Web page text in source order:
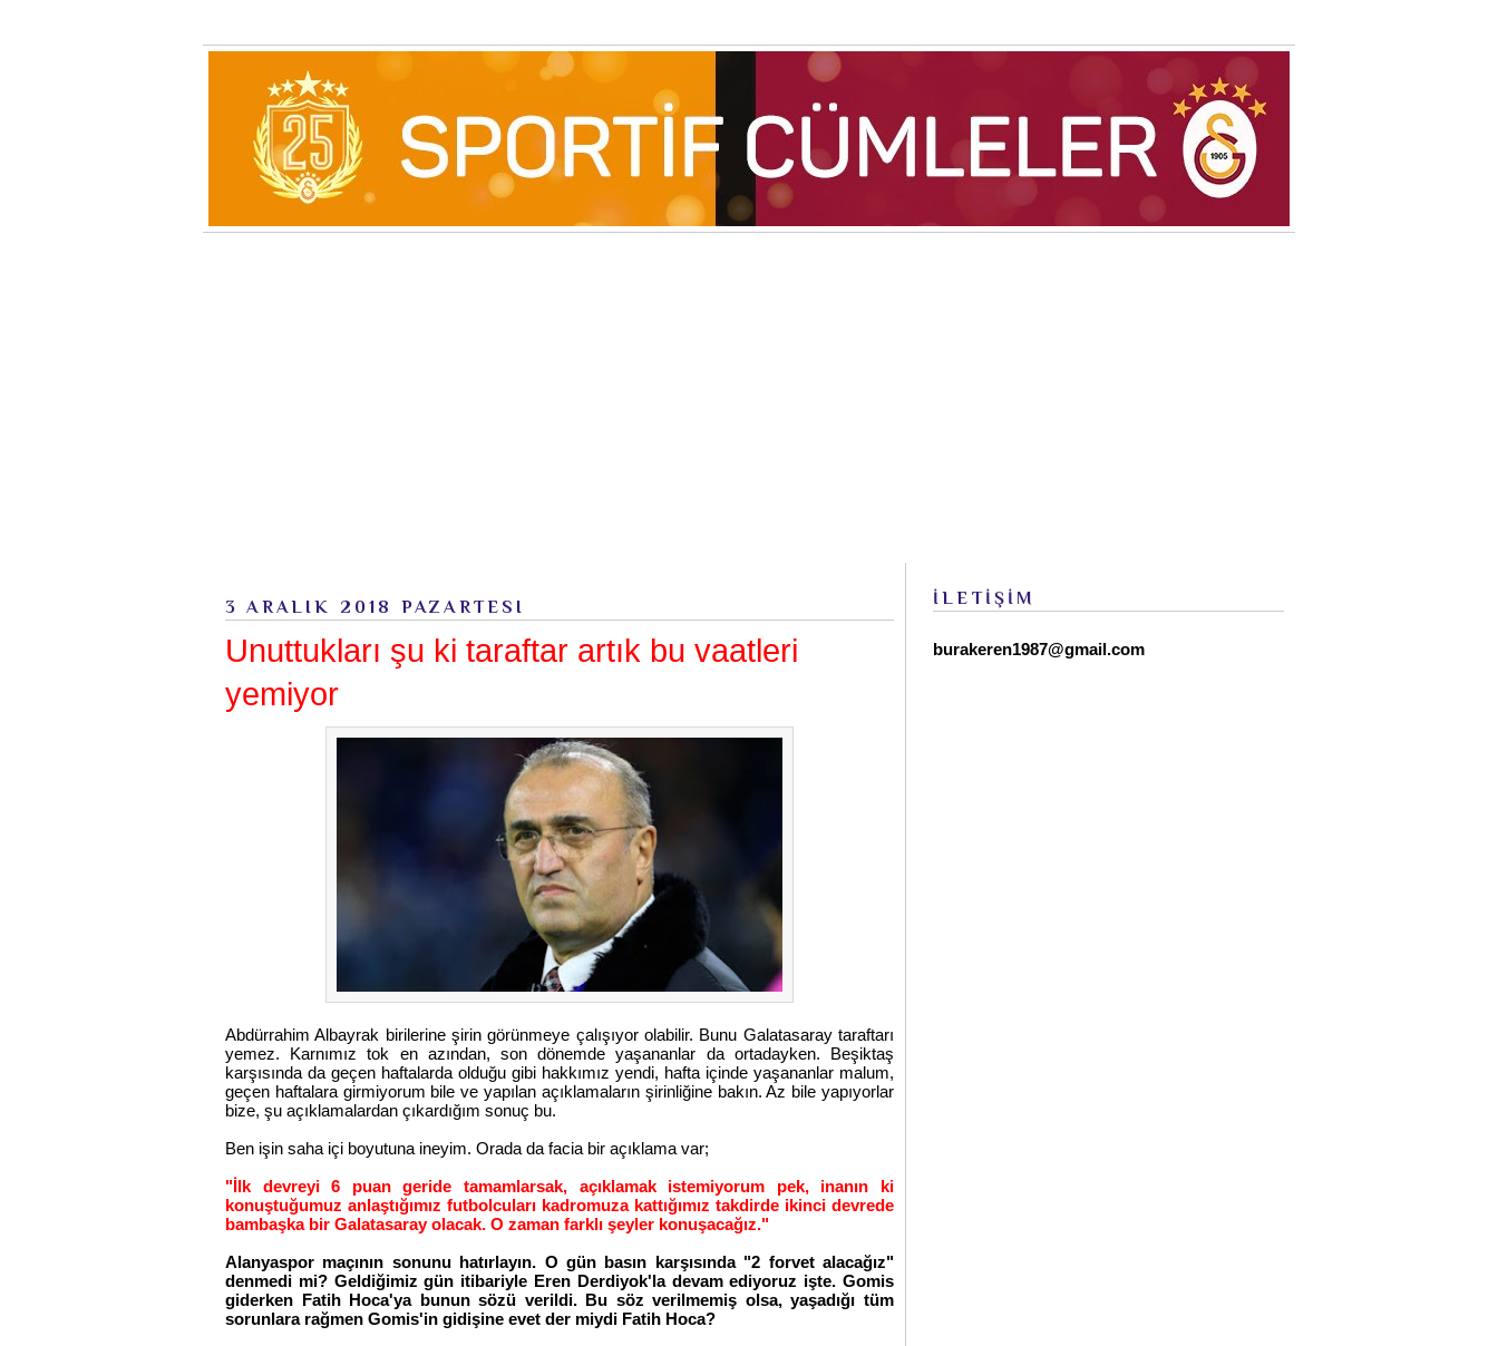
3 ARALIK 2018 PAZARTESI
Unuttukları şu ki taraftar artık bu vaatleri
yemiyor
Abdürrahim Albayrak birilerine şirin görünmeye çalışıyor olabilir. Bunu Galatasaray taraftarı
yemez. Karnımız tok en azından, son dönemde yaşananlar da ortadayken. Beşiktaş
karşısında da geçen haftalarda olduğu gibi hakkımız yendi, hafta içinde yaşananlar malum,
geçen haftalara girmiyorum bile ve yapılan açıklamaların şirinliğine bakın. Az bile yapıyorlar
bize, şu açıklamalardan çıkardığım sonuç bu.
Ben işin saha içi boyutuna ineyim. Orada da facia bir açıklama var;
"İlk devreyi 6 puan geride tamamlarsak, açıklamak istemiyorum pek, inanın ki
konuştuğumuz anlaştığımız futbolcuları kadromuza kattığımız takdirde ikinci devrede
bambaşka bir Galatasaray olacak. O zaman farklı şeyler konuşacağız."
Alanyaspor maçının sonunu hatırlayın. O gün basın karşısında "2 forvet alacağız"
denmedi mi? Geldiğimiz gün itibariyle Eren Derdiyok'la devam ediyoruz işte. Gomis
giderken Fatih Hoca'ya bunun sözü verildi. Bu söz verilmemiş olsa, yaşadığı tüm
sorunlara rağmen Gomis'in gidişine evet der miydi Fatih Hoca?
İLETİŞİM
burakeren1987@gmail.com